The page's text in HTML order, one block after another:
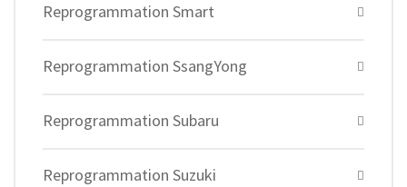
Reprogrammation Smart
Reprogrammation SsangYong
Reprogrammation Subaru
Reprogrammation Suzuki